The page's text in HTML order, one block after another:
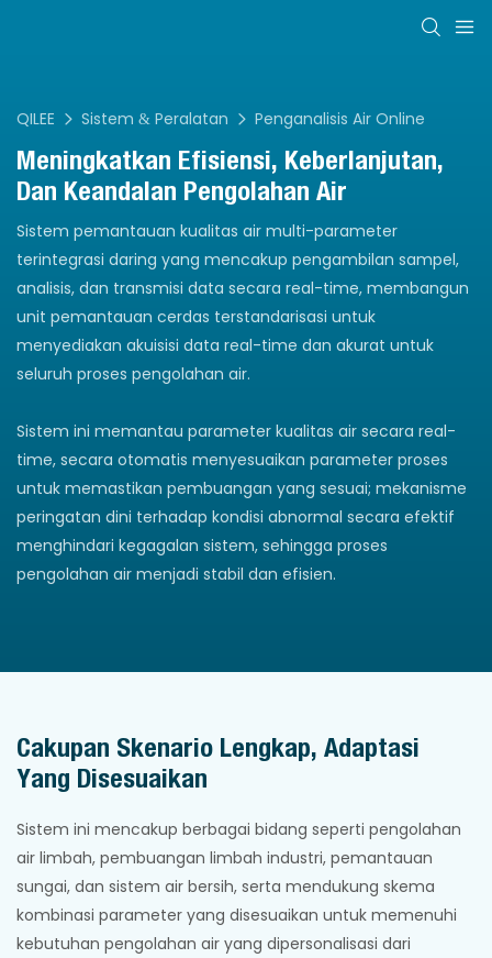
QILEE Sistem & Peralatan Penganalisis Air Online
Meningkatkan Efisiensi, Keberlanjutan,
Dan Keandalan Pengolahan Air
Sistem pemantauan kualitas air multi-parameter
terintegrasi daring yang mencakup pengambilan sampel,
analisis, dan transmisi data secara real-time, membangun
unit pemantauan cerdas terstandarisasi untuk
menyediakan akuisisi data real-time dan akurat untuk
seluruh proses pengolahan air.
Sistem ini memantau parameter kualitas air secara real-
time, secara otomatis menyesuaikan parameter proses
untuk memastikan pembuangan yang sesuai; mekanisme
peringatan dini terhadap kondisi abnormal secara efektif
menghindari kegagalan sistem, sehingga proses
pengolahan air menjadi stabil dan efisien.
Cakupan Skenario Lengkap, Adaptasi
Yang Disesuaikan
Sistem ini mencakup berbagai bidang seperti pengolahan
air limbah, pembuangan limbah industri, pemantauan
sungai, dan sistem air bersih, serta mendukung skema
kombinasi parameter yang disesuaikan untuk memenuhi
kebutuhan pengolahan air yang dipersonalisasi dari